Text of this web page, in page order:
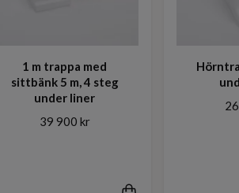
1 m trappa med
sittbänk 5 m, 4 steg
under liner
39 900 kr